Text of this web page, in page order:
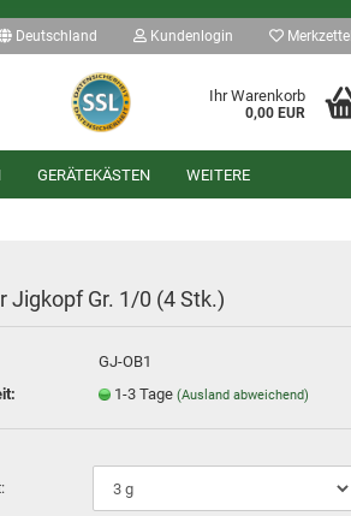
Deutschland Kundenlogin Merkzettel
Ihr Warenkorb
0,00 EUR
GERÄTEKÄSTEN WEITERE
Jigkopf Gr. 1/0 (4 Stk.)
GJ-OB1
1-3 Tage(Ausland abweichend)